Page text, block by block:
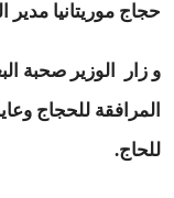
حجاج موريتانيا
و زار الوزير صحبة
المرافقة للحجاج
للحاج.